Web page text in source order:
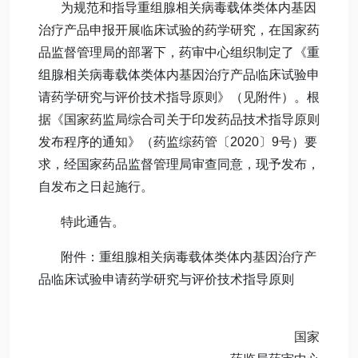
为规范和指导重组腺相关病毒载体类体内基因
治疗产品申报开展临床试验的药学研究，在国家药
品监督管理局的部署下，药审中心组织制定了《重
组腺相关病毒载体类体内基因治疗产品临床试验申
请药学研究与评价技术指导原则》（见附件）。根
据《国家药监局综合司关于印发药品技术指导原则
发布程序的通知》（药监综药管〔2020〕9号）要
求，经国家药品监督管理局审查同意，现予发布，
自发布之日起施行。
特此通告。
附件：重组腺相关病毒载体类体内基因治疗产
品临床试验申请药学研究与评价技术指导原则
国家